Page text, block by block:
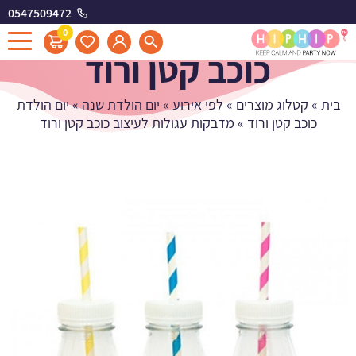
0547509472
0
מדבקות עגולות לעיצוב
כוכב קטן ורוד
בית » קטלוג מוצרים » לפי אירוע» יום הולדת שנה»יום הולדת
כוכב קטן ורוד » מדבקות עגולות לעיצוב כוכב קטן ורוד